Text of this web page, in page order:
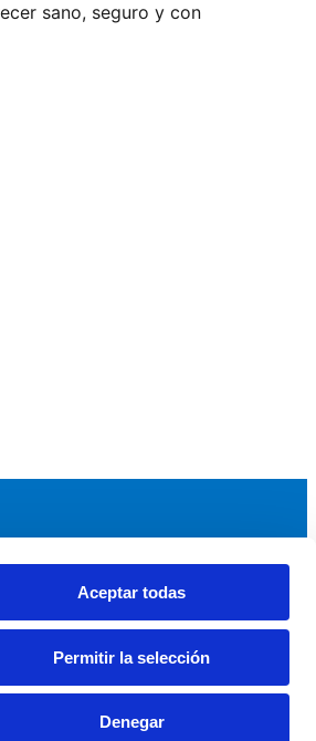
Aceptar todas
Permitir la selección
Denegar
sano, seguro y con
Noticias y Eventos
Noticias AEF
Sala de prensa